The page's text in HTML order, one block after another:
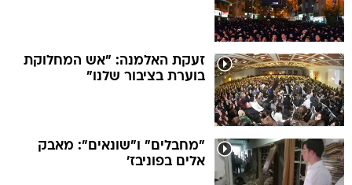
זעקת האלמנה: "אש המחלוקת
בוערת בציבור שלנו"
"מחבלים" ו"שונאים": מאבק
אלים בפוניבז'